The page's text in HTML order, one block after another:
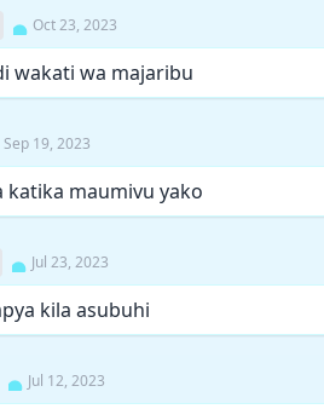
Oct 23, 2023
wakati wa majaribu
Sep 19, 2023
maumivu yako
Jul 23, 2023
kila asubuhi
Jul 12, 2023